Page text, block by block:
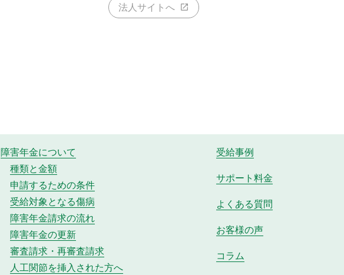
法人サイトへ
障害年金について
種類と金額
申請するための条件
受給対象となる傷病
障害年金請求の流れ
障害年金の更新
審査請求・再審査請求
人工関節を挿入された方へ
受給事例
サポート料金
よくある質問
お客様の声
コラム